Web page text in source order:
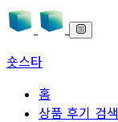
숏스타
홈
상품 후기 검색